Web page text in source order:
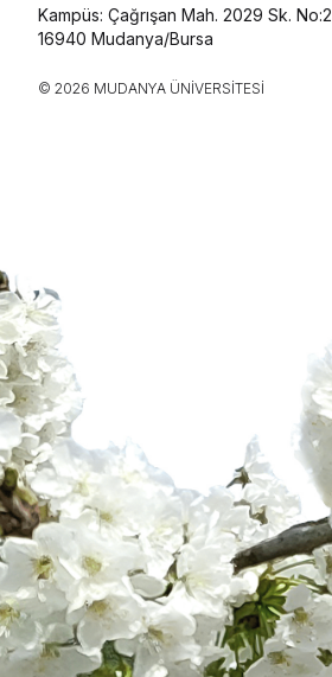
Kampüs: Çağrışan Mah. 2029 Sk. No:2
16940 Mudanya/Bursa
© 2026 MUDANYA ÜNIVERSITESI